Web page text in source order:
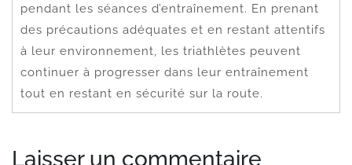
pendant les séances d’entraînement. En prenant
des précautions adéquates et en restant attentifs
à leur environnement, les triathlètes peuvent
continuer à progresser dans leur entraînement
tout en restant en sécurité sur la route.
Laisser un commentaire